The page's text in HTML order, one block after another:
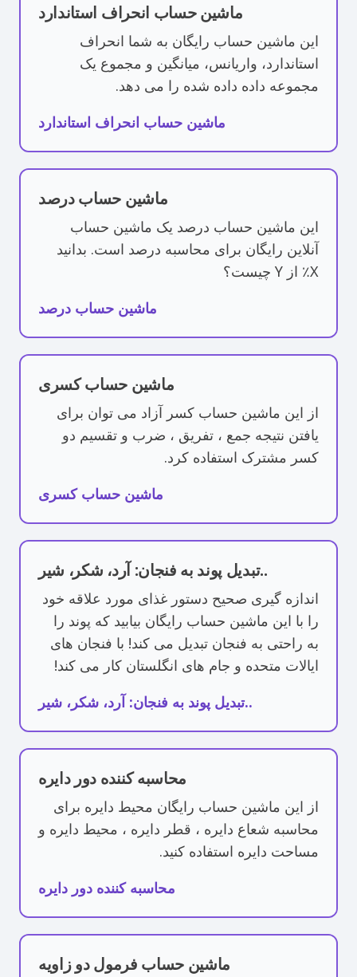
ماشین حساب انحراف استاندارد
این ماشین حساب رایگان به شما انحراف
استاندارد، واریانس، میانگین و مجموع یک
مجموعه داده داده شده را می دهد.
ماشین حساب انحراف استاندارد
ماشین حساب درصد
این ماشین حساب درصد یک ماشین حساب
آنلاین رایگان برای محاسبه درصد است. بدانید
X٪ از Y چیست؟
ماشین حساب درصد
ماشین حساب کسری
از این ماشین حساب کسر آزاد می توان برای
یافتن نتیجه جمع ، تفریق ، ضرب و تقسیم دو
کسر مشترک استفاده کرد.
ماشین حساب کسری
تبدیل پوند به فنجان: آرد، شکر، شیر..
اندازه گیری صحیح دستور غذای مورد علاقه خود
را با این ماشین حساب رایگان بیابید که پوند را
به راحتی به فنجان تبدیل می کند! با فنجان های
ایالات متحده و جام های انگلستان کار می کند!
تبدیل پوند به فنجان: آرد، شکر، شیر..
محاسبه کننده دور دایره
از این ماشین حساب رایگان محیط دایره برای
محاسبه شعاع دایره ، قطر دایره ، محیط دایره و
مساحت دایره استفاده کنید.
محاسبه کننده دور دایره
ماشین حساب فرمول دو زاویه